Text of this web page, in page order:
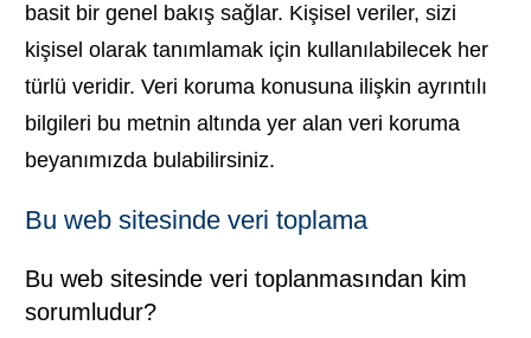
basit bir genel bakış sağlar. Kişisel veriler, sizi
kişisel olarak tanımlamak için kullanılabilecek her
türlü veridir. Veri koruma konusuna ilişkin ayrıntılı
bilgileri bu metnin altında yer alan veri koruma
beyanımızda bulabilirsiniz.
Bu web sitesinde veri toplama
Bu web sitesinde veri toplanmasından kim
sorumludur?